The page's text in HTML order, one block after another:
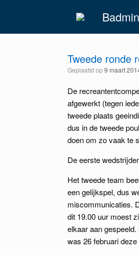
Tweede ronde
Geplaatst op9 maart
De
afgewerkt (tegen
tweede plaats
dus in de tweede
doen om zo vaak te
De eerste
Het tweede team
een gelijkspel, dus
miscommunicaties.
dit 19.00 uur moest
elkaar aan
was 26 februari